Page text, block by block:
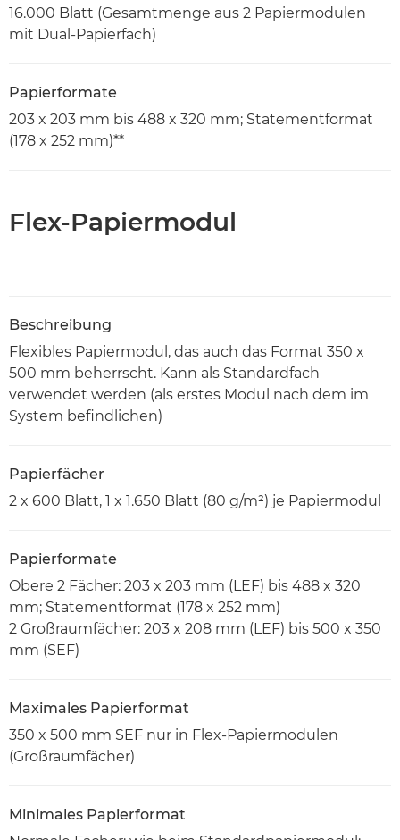
16.000 Blatt (Gesamtmenge aus 2 Papiermodulen
mit Dual-Papierfach)
Papierformate
203 x 203 mm bis 488 x 320 mm; Statementformat
(178 x 252 mm)**
Flex-Papiermodul
Beschreibung
Flexibles Papiermodul, das auch das Format 350 x
500 mm beherrscht. Kann als Standardfach
verwendet werden (als erstes Modul nach dem im
System befindlichen)
Papierfächer
2 x 600 Blatt, 1 x 1.650 Blatt (80 g/m²) je Papiermodul
Papierformate
Obere 2 Fächer: 203 x 203 mm (LEF) bis 488 x 320
mm; Statementformat (178 x 252 mm)
2 Großraumfächer: 203 x 208 mm (LEF) bis 500 x 350
mm (SEF)
Maximales Papierformat
350 x 500 mm SEF nur in Flex-Papiermodulen
(Großraumfächer)
Minimales Papierformat